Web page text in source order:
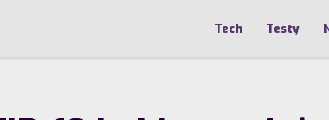
Tech Testy